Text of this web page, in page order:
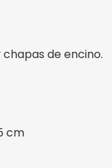
de encino.
cm